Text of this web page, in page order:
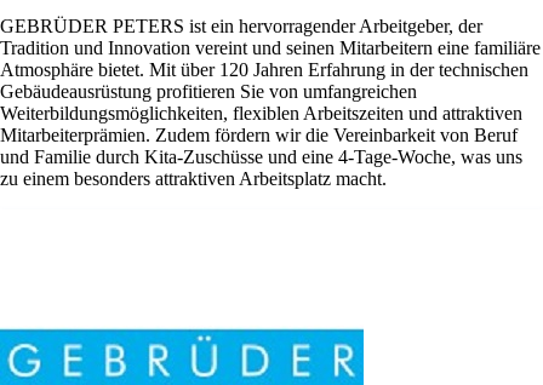
GEBRÜDER PETERS ist ein hervorragender Arbeitgeber, der
Tradition und Innovation vereint und seinen Mitarbeitern eine familiäre
Atmosphäre bietet. Mit über 120 Jahren Erfahrung in der technischen
Gebäudeausrüstung profitieren Sie von umfangreichen
Weiterbildungsmöglichkeiten, flexiblen Arbeitszeiten und attraktiven
Mitarbeiterprämien. Zudem fördern wir die Vereinbarkeit von Beruf
und Familie durch Kita-Zuschüsse und eine 4-Tage-Woche, was uns
zu einem besonders attraktiven Arbeitsplatz macht.